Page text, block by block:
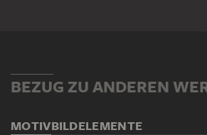
BEZUG ZU ANDEREN
MOTIVBILDELEMENTE